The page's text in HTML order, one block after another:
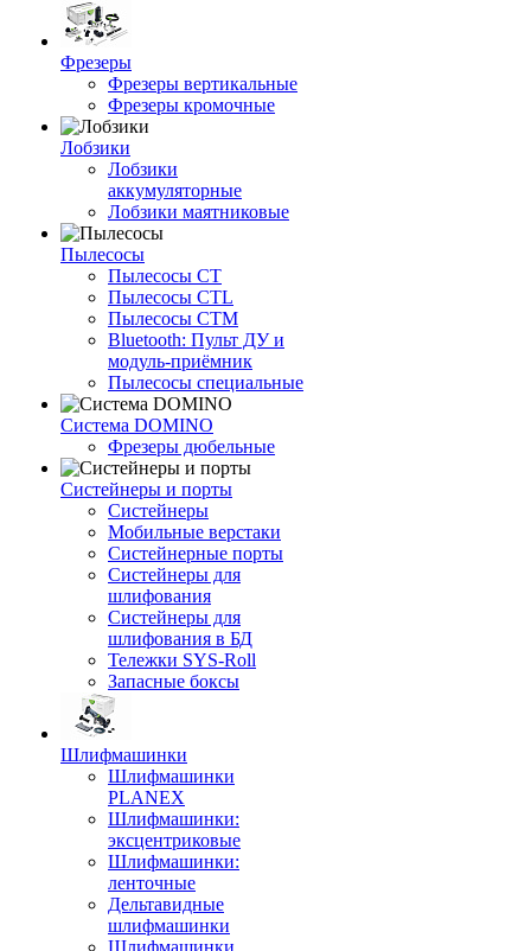
Фрезеры
Фрезеры вертикальные
Фрезеры кромочные
Лобзики
Лобзики
аккумуляторные
Лобзики маятниковые
Пылесосы
Пылесосы CT
Пылесосы CTL
Пылесосы CTM
Bluetooth: Пульт ДУ и
модуль-приёмник
Пылесосы специальные
Система DOMINO
Фрезеры дюбельные
Систейнеры и порты
Систейнеры
Мобильные верстаки
Систейнерные порты
Систейнеры для
шлифования
Систейнеры для
шлифования в БД
Тележки SYS-Roll
Запасные боксы
Шлифмашинки
Шлифмашинки
PLANEX
Шлифмашинки:
эксцентриковые
Шлифмашинки:
ленточные
Дельтавидные
шлифмашинки
Шлифмашинки